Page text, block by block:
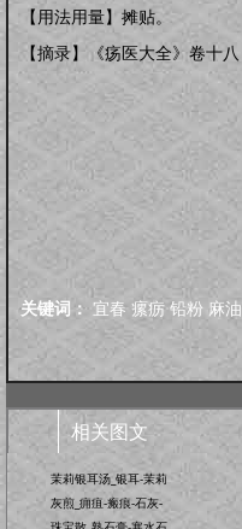
道医药茶
人间万象
综合动态 文化活动
动态公告
婴童架构
零壹岁婴儿 一三岁婴幼
心理行为
亲子游戏 安全教育
生命奥秘
生命探索 数理研究 医学技术
先天根基
怀孕前 怀孕期 分娩期 产后期
婴幼卫保
健康教育 家居卫生 保健常识
【用法用量】摊贴。
【摘录】《疡医大全》卷十八
关键词： 宜春 瘰疬 铅粉 麻油
相关图文
茉莉银耳汤_银耳-茉莉
灰煎_痈疽-瘢痕-石灰-